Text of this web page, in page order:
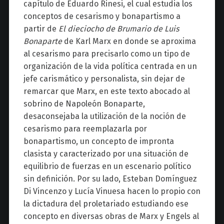
capítulo de Eduardo Rinesi, el cual estudia los
conceptos de cesarismo y bonapartismo a
partir de El dieciocho de Brumario de Luis
Bonapartede Karl Marx en donde se aproxima
al cesarismo para precisarlo como un tipo de
organización de la vida política centrada en un
jefe carismático y personalista, sin dejar de
remarcar que Marx, en este texto abocado al
sobrino de Napoleón Bonaparte,
desaconsejaba la utilización de la noción de
cesarismo para reemplazarla por
bonapartismo, un concepto de impronta
clasista y caracterizado por una situación de
equilibrio de fuerzas en un escenario político
sin definición. Por su lado, Esteban Domínguez
Di Vincenzo y Lucía Vinuesa hacen lo propio con
la dictadura del proletariado estudiando ese
concepto en diversas obras de Marx y Engels al